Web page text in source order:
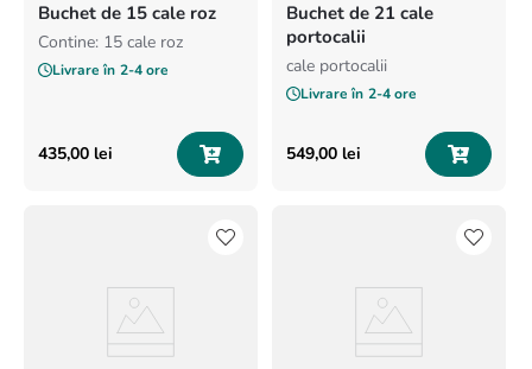
Buchet de 15 cale roz
Contine: 15 cale roz
Livrare în 2-4 ore
435,00 lei
Buchet de 21 cale
portocalii
cale portocalii
Livrare în 2-4 ore
549,00 lei